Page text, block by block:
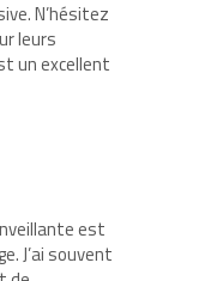
N’hésitez
leurs
un excellent
est
J’ai souvent